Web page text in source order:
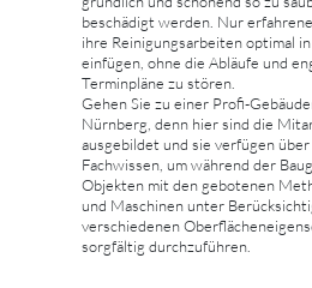
beschädigt werden. Nur
ihre Reinigungsarbeiten optimal
einfügen, ohne die Abläufe und
Terminpläne zu stören.
Gehen Sie zu einer Profi-
Nürnberg, denn hier sind die
ausgebildet und sie verfügen
Fachwissen, um während der
Objekten mit den gebotenen
und Maschinen unter
verschiedenen
sorgfältig durchzuführen.